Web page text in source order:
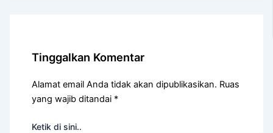
Tinggalkan Komentar
Alamat email Anda tidak akan dipublikasikan. Ruas
yang wajib ditandai *
Ketik di sini..